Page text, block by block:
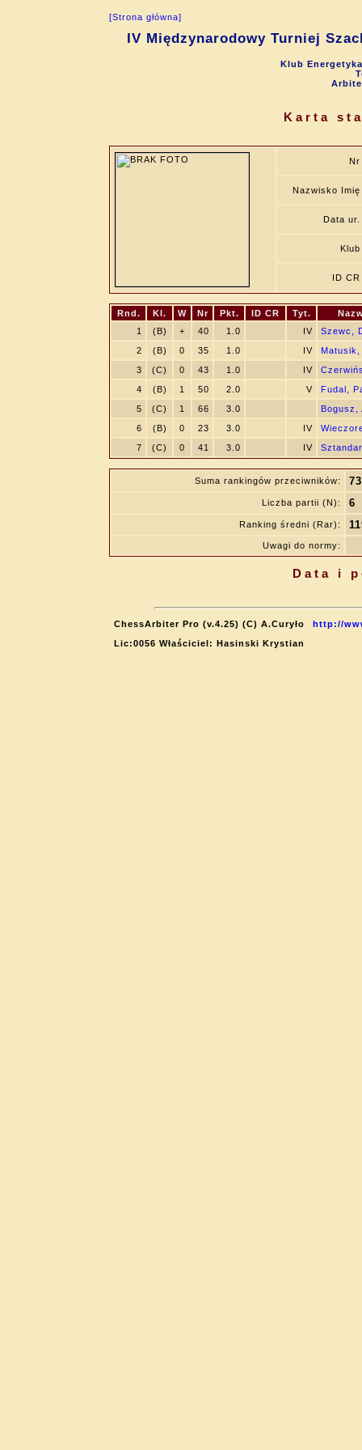
[Strona główna]
IV Międzynarodowy Turniej
Klub
Karta
Nr
Nazwisko Imię
Data ur.
Klub
ID CR
Rnd. Kl. W Nr Pkt. ID CR Tyt.
1
(B) + 40 1.0 IV
Szewc,
2
(B) 0 35 1.0 IV
3
(C) 0 43 1.0 IV
4
(B) 1 50 2.0 V
Fudal,
5
(C) 1 66 3.0
Bogusz,
6
(B) 0 23 3.0 IV
7
(C) 0 41 3.0 IV
Suma rankingów przeciwników:
Liczba partii (N): 6
Ranking średni (Rar):
Uwagi do normy:
Data i
ChessArbiter Pro (v.4.25) (C) A.Curyło
http://
Lic:0056 Właściciel: Hasinski Krystian